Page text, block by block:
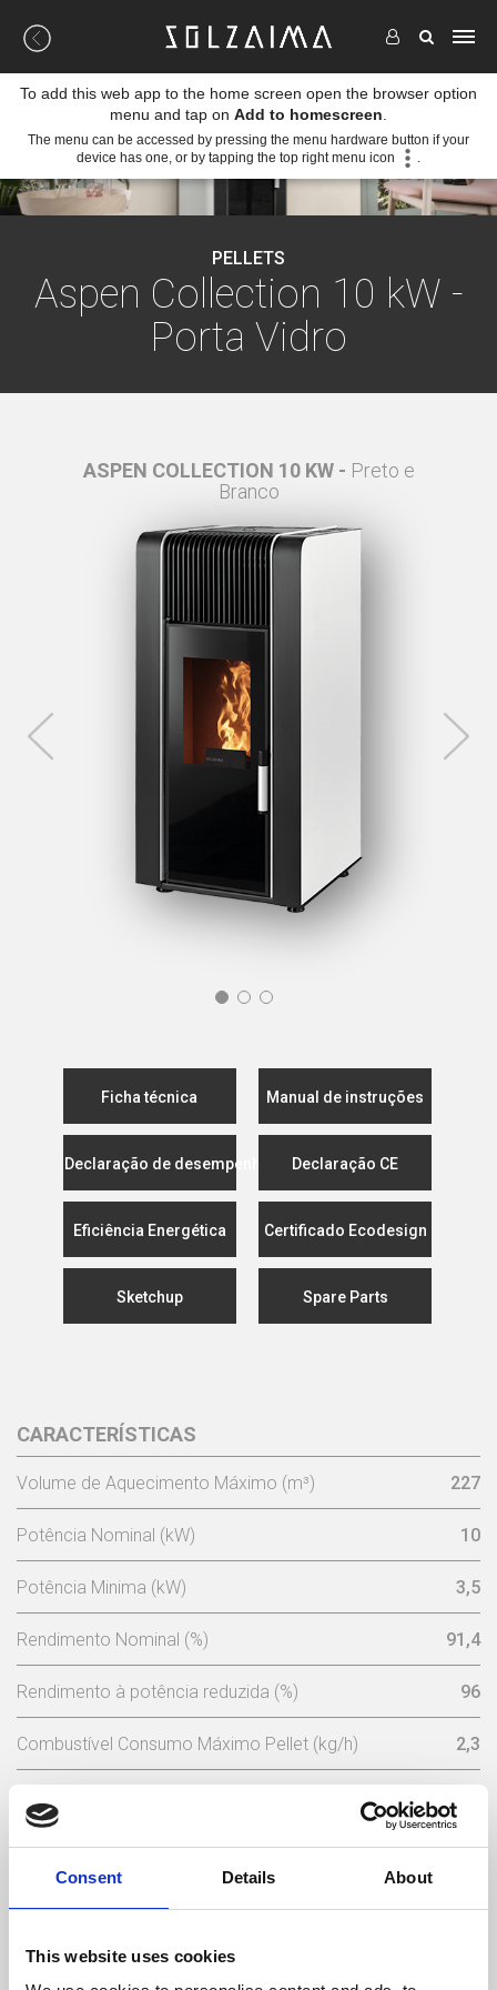
Consent Details About
This website uses cookies
PELLETS
Aspen Collection 10 kW -
Porta Vidro
ASPEN COLLECTION 10 KW - Preto e
Branco
Ficha técnica Manual de instruções
Declaração de desempenho Declaração CE
Eficiência Energética Certificado Ecodesign
Sketchup Spare Parts
CARACTERÍSTICAS
Volume de Aquecimento Máximo (m³) 227
Potência Nominal (kW) 10
Potência Minima (kW) 3,5
Rendimento Nominal (%) 91,4
Rendimento à potência reduzida (%) 96
Combustível Consumo Máximo Pellet (kg/h) 2,3
Capacidade Depósito Pellets (Kg) 17
Tensão Nominal (V)
To add this web app to the home screen open the browser option
menu and tap on Add to homescreen
The menu can be accessed by pressing the menu hardware button if your
device has one, or by tapping the top right menu icon
.